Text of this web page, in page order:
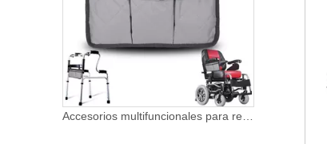
Accesorios multifuncionales para reposabrazos, bolsa para silla de ruedas, organizador impermeable, bolsa Ziplock para medicina